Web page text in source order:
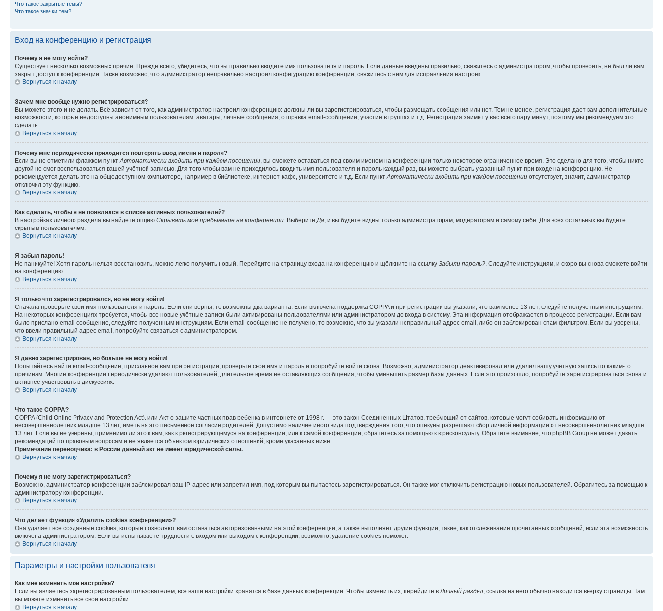
Что такое закрытые темы?
Что такое значки тем?
Вход на конференцию и регистрация
Почему я не могу войти?
Существует несколько возможных причин. Прежде всего, убедитесь, что вы правильно вводите имя пользователя и пароль. Если данные введены правильно, свяжитесь с администратором, чтобы проверить, не был ли вам
закрыт доступ к конференции. Также возможно, что администратор неправильно настроил конфигурацию конференции, свяжитесь с ним для исправления настроек.
Вернуться к началу
Зачем мне вообще нужно регистрироваться?
Вы можете этого и не делать. Всё зависит от того, как администратор настроил конференцию: должны ли вы зарегистрироваться, чтобы размещать сообщения или нет. Тем не менее, регистрация дает вам дополнительные
возможности, которые недоступны анонимным пользователям: аватары, личные сообщения, отправка email-сообщений, участие в группах и т.д. Регистрация займёт у вас всего пару минут, поэтому мы рекомендуем это
сделать.
Вернуться к началу
Почему мне периодически приходится повторять ввод имени и пароля?
Если вы не отметили флажком пункт Автоматически входить при каждом посещении , вы сможете оставаться под своим именем на конференции только некоторое ограниченное время. Это сделано для того, чтобы никто
другой не смог воспользоваться вашей учётной записью. Для того чтобы вам не приходилось вводить имя пользователя и пароль каждый раз, вы можете выбрать указанный пункт при входе на конференцию. Не
рекомендуется делать это на общедоступном компьютере, например в библиотеке, интернет-кафе, университете и т.д. Если пункт Автоматически входить при каждом посещении отсутствует, значит, администратор
отключил эту функцию.
Вернуться к началу
Как сделать, чтобы я не появлялся в списке активных пользователей?
В настройках личного раздела вы найдете опцию Скрывать моё пребывание на конференции . Выберите Да , и вы будете видны только администраторам, модераторам и самому себе. Для всех остальных вы будете
скрытым пользователем.
Вернуться к началу
Я забыл пароль!
Не паникуйте! Хотя пароль нельзя восстановить, можно легко получить новый. Перейдите на страницу входа на конференцию и щёлкните на ссылку Забыли пароль? . Следуйте инструкциям, и скоро вы снова сможете войти
на конференцию.
Вернуться к началу
Я только что зарегистрировался, но не могу войти!
Сначала проверьте свои имя пользователя и пароль. Если они верны, то возможны два варианта. Если включена поддержка COPPA и при регистрации вы указали, что вам менее 13 лет, следуйте полученным инструкциям.
На некоторых конференциях требуется, чтобы все новые учётные записи были активированы пользователями или администратором до входа в систему. Эта информация отображается в процессе регистрации. Если вам
было прислано email-сообщение, следуйте полученным инструкциям. Если email-сообщение не получено, то возможно, что вы указали неправильный адрес email, либо он заблокирован спам-фильтром. Если вы уверены,
что ввели правильный адрес email, попробуйте связаться с администратором.
Вернуться к началу
Я давно зарегистрирован, но больше не могу войти!
Попытайтесь найти email-сообщение, присланное вам при регистрации, проверьте свои имя и пароль и попробуйте войти снова. Возможно, администратор деактивировал или удалил вашу учётную запись по каким-то
причинам. Многие конференции периодически удаляют пользователей, длительное время не оставляющих сообщения, чтобы уменьшить размер базы данных. Если это произошло, попробуйте зарегистрироваться снова и
активнее участвовать в дискуссиях.
Вернуться к началу
Что такое COPPA?
COPPA (Child Online Privacy and Protection Act), или Акт о защите частных прав ребенка в интернете от 1998 г. — это закон Соединенных Штатов, требующий от сайтов, которые могут собирать информацию от
несовершеннолетних младше 13 лет, иметь на это письменное согласие родителей. Допустимо наличие иного вида подтверждения того, что опекуны разрешают сбор личной информации от несовершеннолетних младше
13 лет. Если вы не уверены, применимо ли это к вам, как к регистрирующемуся на конференции, или к самой конференции, обратитесь за помощью к юрисконсульту. Обратите внимание, что phpBB Group не может давать
рекомендаций по правовым вопросам и не является объектом юридических отношений, кроме указанных ниже.
Примечание переводчика: в России данный акт не имеет юридической силы.
Вернуться к началу
Почему я не могу зарегистрироваться?
Возможно, администратор конференции заблокировал ваш IP-адрес или запретил имя, под которым вы пытаетесь зарегистрироваться. Он также мог отключить регистрацию новых пользователей. Обратитесь за помощью к
администратору конференции.
Вернуться к началу
Что делает функция «Удалить cookies конференции»?
Она удаляет все созданные cookies, которые позволяют вам оставаться авторизованными на этой конференции, а также выполняет другие функции, такие, как отслеживание прочитанных сообщений, если эта возможность
включена администратором. Если вы испытываете трудности с входом или выходом с конференции, возможно, удаление cookies поможет.
Вернуться к началу
Параметры и настройки пользователя
Как мне изменить мои настройки?
Если вы являетесь зарегистрированным пользователем, все ваши настройки хранятся в базе данных конференции. Чтобы изменить их, перейдите в Личный раздел; ссылка на него обычно находится вверху страницы. Там
вы можете изменить все свои настройки.
Вернуться к началу